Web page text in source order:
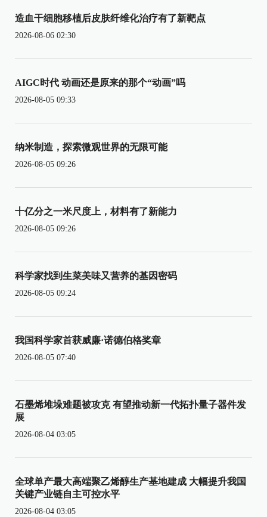
造血干细胞移植后皮肤纤维化治疗有了新靶点
2026-08-06 02:30
AIGC时代 动画还是原来的那个“动画”吗
2026-08-05 09:33
纳米制造，探索微观世界的无限可能
2026-08-05 09:26
十亿分之一米尺度上，材料有了新能力
2026-08-05 09:26
科学家找到生菜美味又营养的基因密码
2026-08-05 09:24
我国科学家首获威廉·诺德伯格奖章
2026-08-05 07:40
石墨烯堆垛难题被攻克 有望推动新一代拓扑量子器件发
展
2026-08-04 03:05
全球单产最大高端聚乙烯醇生产基地建成 大幅提升我国
关键产业链自主可控水平
2026-08-04 03:05